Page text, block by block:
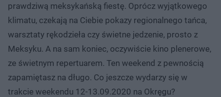
prawdziwą meksykańską fiestę. Oprócz wyjątkowego
klimatu, czekają na Ciebie pokazy regionalnego tańca,
warsztaty rękodzieła czy świetne jedzenie, prosto z
Meksyku. A na sam koniec, oczywiście kino plenerowe,
ze świetnym repertuarem. Ten weekend z pewnością
zapamiętasz na długo. Co jeszcze wydarzy się w
trakcie weekendu 12-13.09.2020 na Okręgu?